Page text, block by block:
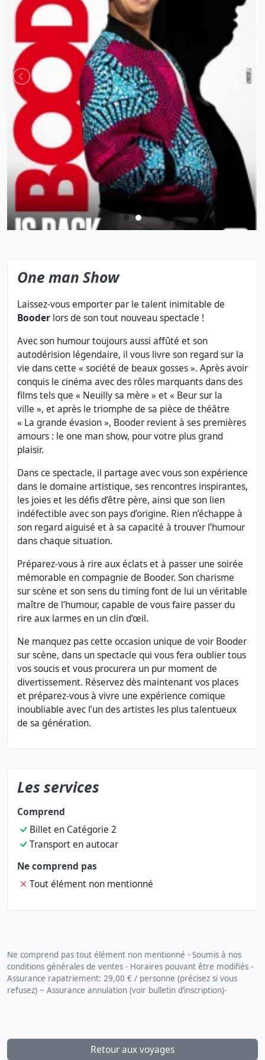
One man Show
Laissez-vous emporter par le talent inimitable de
Booder lors de son tout nouveau spectacle !
Avec son humour toujours aussi affûté et son
autodérision légendaire, il vous livre son regard sur la
vie dans cette « société de beaux gosses ». Après avoir
conquis le cinéma avec des rôles marquants dans des
films tels que « Neuilly sa mère » et « Beur sur la
ville », et après le triomphe de sa pièce de théâtre
« La grande évasion », Booder revient à ses premières
amours : le one man show, pour votre plus grand
plaisir.
Dans ce spectacle, il partage avec vous son expérience
dans le domaine artistique, ses rencontres inspirantes,
les joies et les défis d’être père, ainsi que son lien
indéfectible avec son pays d’origine. Rien n’échappe à
son regard aiguisé et à sa capacité à trouver l’humour
dans chaque situation.
Préparez-vous à rire aux éclats et à passer une soirée
mémorable en compagnie de Booder. Son charisme
sur scène et son sens du timing font de lui un véritable
maître de l’humour, capable de vous faire passer du
rire aux larmes en un clin d’œil.
Ne manquez pas cette occasion unique de voir Booder
sur scène, dans un spectacle qui vous fera oublier tous
vos soucis et vous procurera un pur moment de
divertissement. Réservez dès maintenant vos places
et préparez-vous à vivre une expérience comique
inoubliable avec l’un des artistes les plus talentueux
de sa génération.
Les services
Comprend
Billet en Catégorie 2
Transport en autocar
Ne comprend pas
Tout élément non mentionné
Ne comprend pas tout élément non mentionné - Soumis à nos
conditions générales de ventes - Horaires pouvant être modifiés -
Assurance rapatriement: 29,00 € / personne (précisez si vous
refusez) ~ Assurance annulation (voir bulletin d’inscription)-
Retour aux voyages